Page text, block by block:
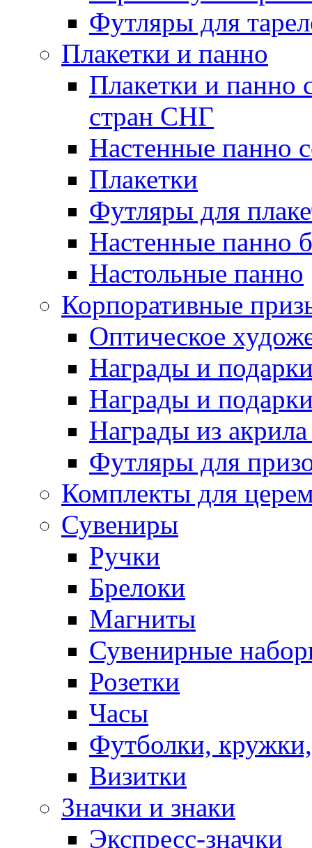
Футляры для
Плакетки и панно
Плакетки и панно
стран СНГ
Настенные панно
Плакетки
Футляры для
Настенные панно
Настольные панно
Корпоративные
Оптическое
Награды и
Награды и
Награды из акрила
Футляры для
Комплекты для
Сувениры
Ручки
Брелоки
Магниты
Сувенирные
Розетки
Часы
Футболки,
Визитки
Значки и знаки
Экспресс-значки